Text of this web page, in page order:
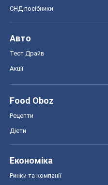
СНД посібники
Авто
Тест Драйв
Акції
Food Oboz
Рецепти
Дієти
Економіка
Ринки та компанії